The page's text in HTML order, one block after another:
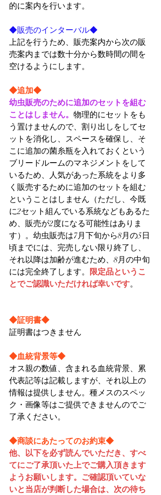
的に案内を行います。
◆販売のインターバル◆
上記を行うため、販売案内から次の販
売案内までは数十分から数時間の間を
空けるようにします。
◆追加◆
幼虫販売のために追加のセットを組む
ことはしません。 物理的にセットをも
う置けませんので、割り出しをしてセ
ットを消化し、スペースを確保し、そ
こに追加の菌糸瓶を入れておくという
ブリードルームのマネジメントをして
いるため、人気があった系統をより多
く販売するために追加のセットを組む
ということはしません（ただし、今既
に2セット組んでいる系統などもあるた
め、販売が2度になる可能性はありま
す）。幼虫販売は7月下旬から8月の5日
頃までには、完売しない限り終了し、
それ以降は加齢が進むため、8月の中旬
には完全終了します。 限定品というこ
とでご認識いただければ幸いです。
◆証明書◆
証明書はつきません
◆血統背景等◆
オス親の数値、含まれる血統背景、累
代表記等は記載しますが、それ以上の
情報は提供しません。種メスのスペッ
ク・画像等はご提供できませんのでご
了承ください。
◆商談にあたってのお約束◆
他、以下を必ず読んでいただき、すべ
てにご了承頂いた上でご購入頂きます
ようお願いします。ご確認頂いていな
いと当店が判断した場合は、次の待ち